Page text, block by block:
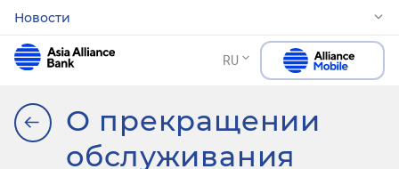
Новости
RU
О прекращении
обслуживания